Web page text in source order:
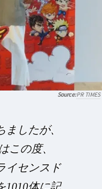
PR TIMES
したが、
この度、
イセンスド